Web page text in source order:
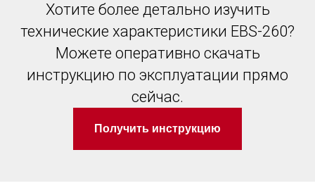
Хотите более детально изучить
технические характеристики EBS-260?
Можете оперативно скачать
инструкцию по эксплуатации прямо
сейчас.
Получить инструкцию